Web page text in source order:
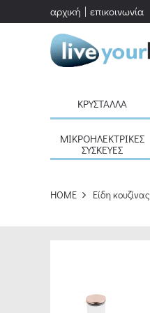
αρχική επικοινωνία
ΚΡΎΣΤΑΛΛΑ
ΜΙΚΡΟΗΛΕΚΤΡΙΚΈΣ
ΣΥΣΚΕΥΈΣ
HOME Είδη κουζίνας